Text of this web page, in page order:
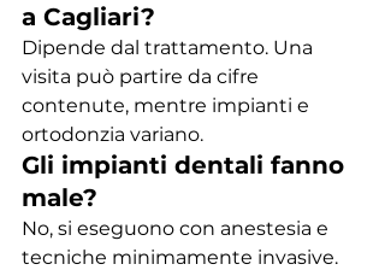
a Cagliari?
Dipende dal trattamento. Una
visita può partire da cifre
contenute, mentre impianti e
ortodonzia variano.
Gli impianti dentali fanno
male?
No, si eseguono con anestesia e
tecniche minimamente invasive.